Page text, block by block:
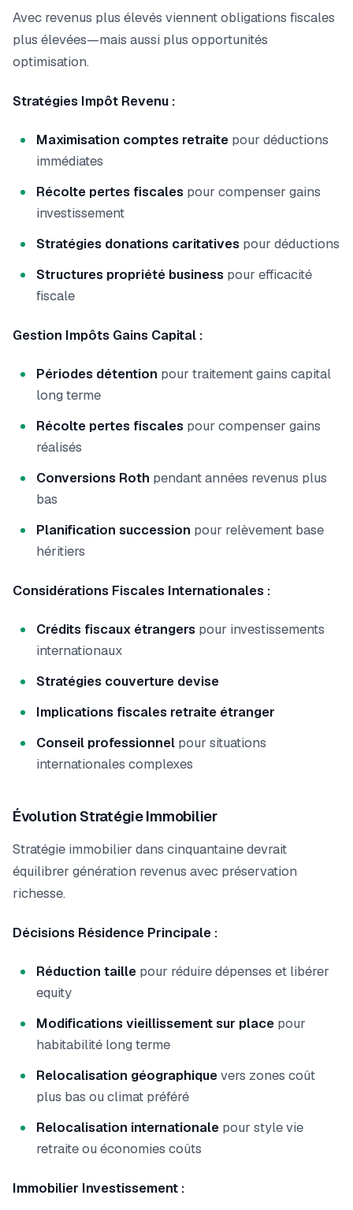
Avec revenus plus élevés viennent obligations fiscales
plus élevées—mais aussi plus opportunités
optimisation.
Stratégies Impôt Revenu :
Maximisation comptes retraite pour déductions
immédiates
Récolte pertes fiscales pour compenser gains
investissement
Stratégies donations caritatives pour déductions
Structures propriété business pour efficacité
fiscale
Gestion Impôts Gains Capital :
Périodes détention pour traitement gains capital
long terme
Récolte pertes fiscales pour compenser gains
réalisés
Conversions Roth pendant années revenus plus
bas
Planification succession pour relèvement base
héritiers
Considérations Fiscales Internationales :
Crédits fiscaux étrangers pour investissements
internationaux
Stratégies couverture devise
Implications fiscales retraite étranger
Conseil professionnel pour situations
internationales complexes
Évolution Stratégie Immobilier
Stratégie immobilier dans cinquantaine devrait
équilibrer génération revenus avec préservation
richesse.
Décisions Résidence Principale :
Réduction taille pour réduire dépenses et libérer
equity
Modifications vieillissement sur place pour
habitabilité long terme
Relocalisation géographiquevers zones coût
plus bas ou climat préféré
Relocalisation internationale pour style vie
retraite ou économies coûts
Immobilier Investissement :